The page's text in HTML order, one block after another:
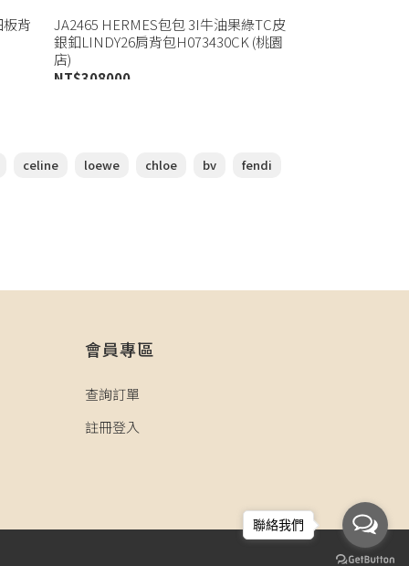
背
JA2465 HERMES包包 3I牛油果綠TC皮
銀釦LINDY26肩背包H073430CK (桃園
店)
NT$308000
celine loewe chloe bv
fendi
會員專區
查詢訂單
註冊登入
聯絡我們